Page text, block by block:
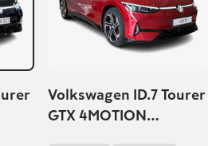
Volkswagen ID.7 Tourer
GTX 4MOTION